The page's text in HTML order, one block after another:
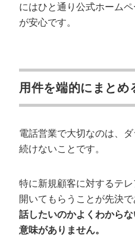
にはひと通り公式ホーム
が安心です。
用件を端的にまとめ
電話営業で大切なのは、
続けないことです。
特に新規顧客に対するテ
開いてもらうことが先決
話したいのかよくわから
意味がありません。